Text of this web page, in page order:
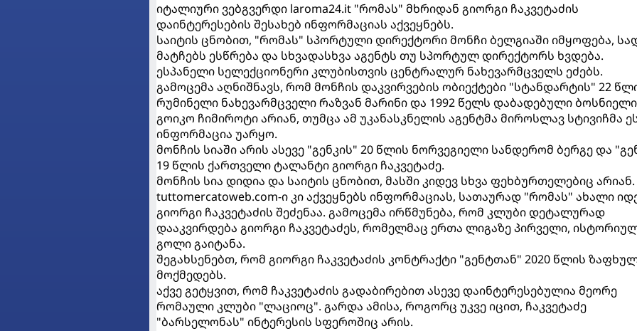
იტალიური ვებგვერდი laroma24.it "რომას" მხრიდან გიორგი ჩაკვეტაძის
დაინტერესების შესახებ ინფორმაციას აქვეყნებს.
საიტის ცნობით, "რომას" სპორტული დირექტორი მონჩი ბელგიაში იმყოფება,
მატჩებს ესწრება და სხვადასხვა აგენტს თუ სპორტულ დირექტორს ხვდება.
ესპანელი სელექციონერი კლუბისთვის ცენტრალურ ნახევარმცველს ეძებს.
გამოცემა აღნიშნავს, რომ მონჩის დაკვირვების ობიექტები "სტანდარტის" 22
რუმინელი ნახევარმცველი რაზვან მარინი და 1992 წელს დაბადებული ბოსნიელი
გოიკო ჩიმიროტი არიან, თუმცა ამ უკანასკნელის აგენტმა მიროსლავ სტივიჩმა
ინფორმაცია უარყო.
მონჩის სიაში არის ასევე "გენკის" 20 წლის ნორვეგიელი სანდერომ ბერგე და
19 წლის ქართველი ტალანტი გიორგი ჩაკვეტაძე.
მონჩის სია დიდია და საიტის ცნობით, მასში კიდევ სხვა ფეხბურთელებიც არიან.
tuttomercatoweb.com-ი კი აქვეყნებს ინფორმაციას, სათაურად "რომას" ახალი
გიორგი ჩაკვეტაძის შეძენაა. გამოცემა ირწმუნება, რომ კლუბი დეტალურად
დააკვირდება გიორგი ჩაკვეტაძეს, რომელმაც ერთა ლიგაზე პირველი,
გოლი გაიტანა.
შეგახსენებთ, რომ გიორგი ჩაკვეტაძის კონტრაქტი "გენტთან" 2020 წლის
მოქმედებს.
აქვე გეტყვით, რომ ჩაკვეტაძის გადაბირებით ასევე დაინტერესებულია მეორე
რომაული კლუბი "ლაციოც". გარდა ამისა, როგორც უკვე იცით, ჩაკვეტაძე
"ბარსელონას" ინტერესის სფეროშიც არის.